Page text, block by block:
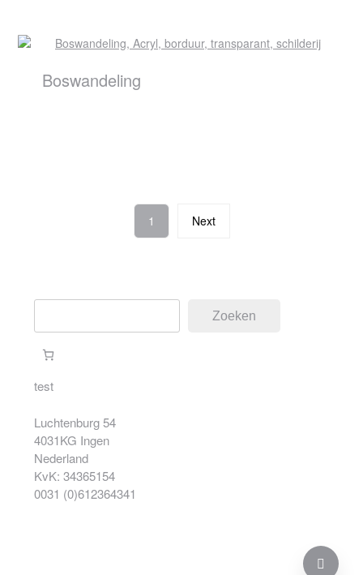
Boswandeling
1 Next
Zoeken
test
Luchtenburg 54
4031KG Ingen
Nederland
KvK: 34365154
0031 (0)612364341